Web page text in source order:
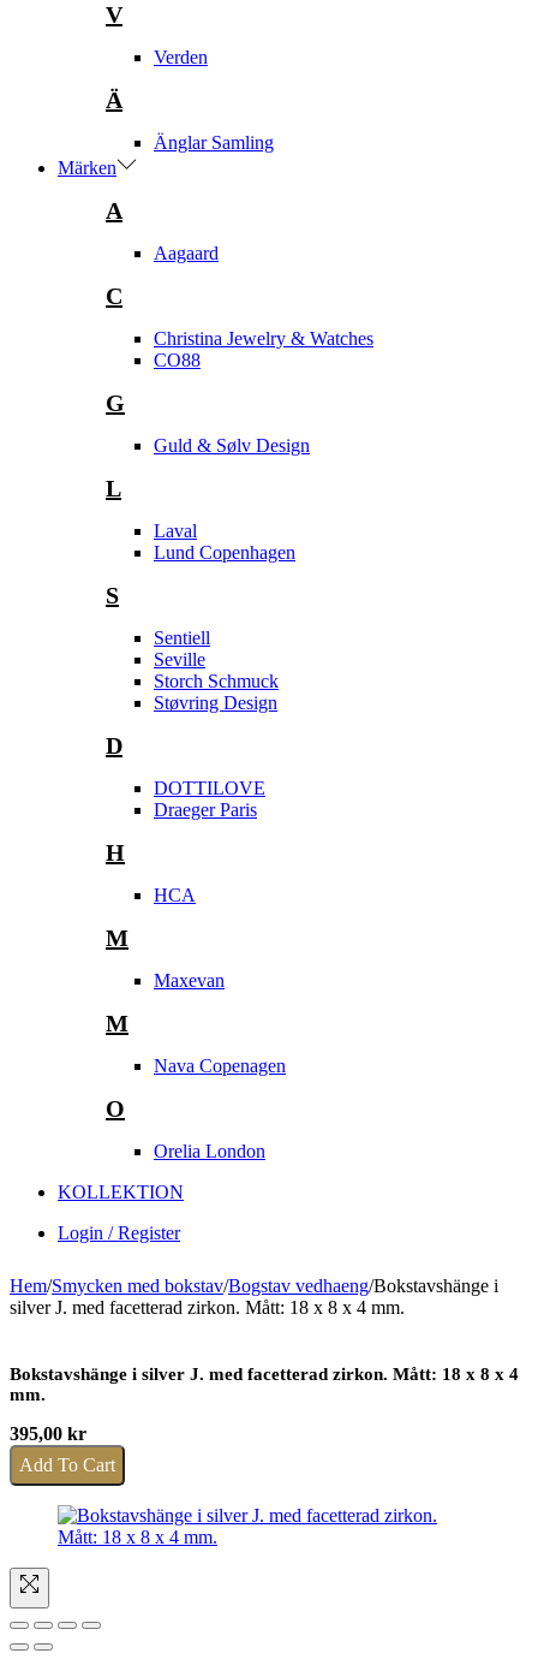
V
Verden
Ä
Änglar Samling
Märken
A
Aagaard
C
Christina Jewelry & Watches
CO88
G
Guld & Sølv Design
L
Laval
Lund Copenhagen
S
Sentiell
Seville
Storch Schmuck
Støvring Design
D
DOTTILOVE
Draeger Paris
H
HCA
M
Maxevan
M
Nava Copenagen
O
Orelia London
KOLLEKTION
Login / Register
Hem/Smycken med bokstav/Bogstav vedhaeng/Bokstavshänge i
silver J. med facetterad zirkon. Mått: 18 x 8 x 4 mm.
Bokstavshänge i silver J. med facetterad zirkon. Mått: 18 x 8 x 4
mm.
395,00 kr
Add To Cart